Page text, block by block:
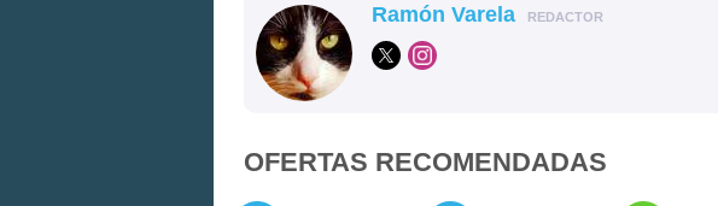
Ramón Varela REDACTOR
OFERTAS RECOMENDADAS